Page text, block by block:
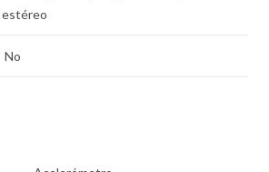
estéreo
No